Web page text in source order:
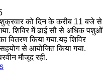
शुक्रवार को दिन के करीब 11 बजे से
शिविर में ढाई सौ से अधिक पशुओं
वितरण किया गया.यह शिविर
से आयोजित किया गया.
मौजूद रही.